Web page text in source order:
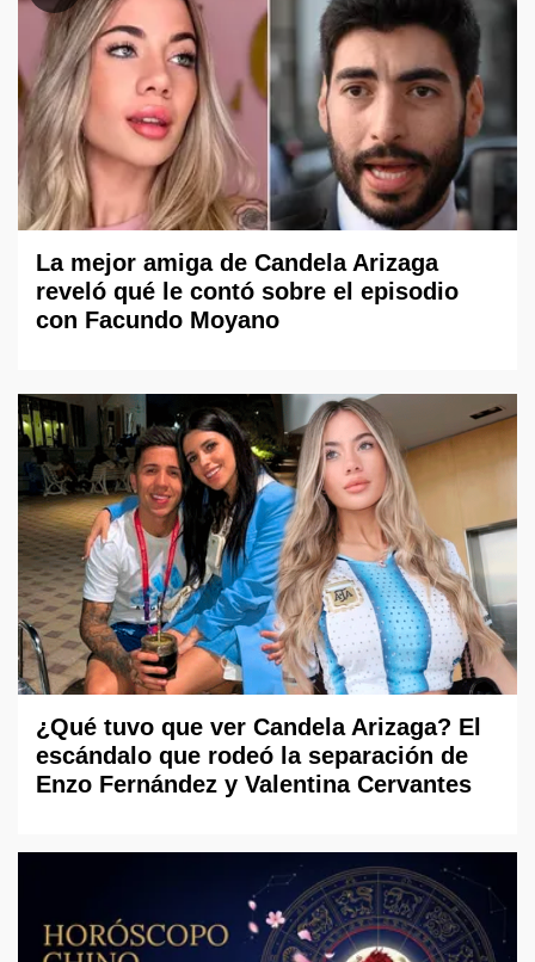
La mejor amiga de Candela Arizaga
reveló qué le contó sobre el episodio
con Facundo Moyano
¿Qué tuvo que ver Candela Arizaga? El
escándalo que rodeó la separación de
Enzo Fernández y Valentina Cervantes